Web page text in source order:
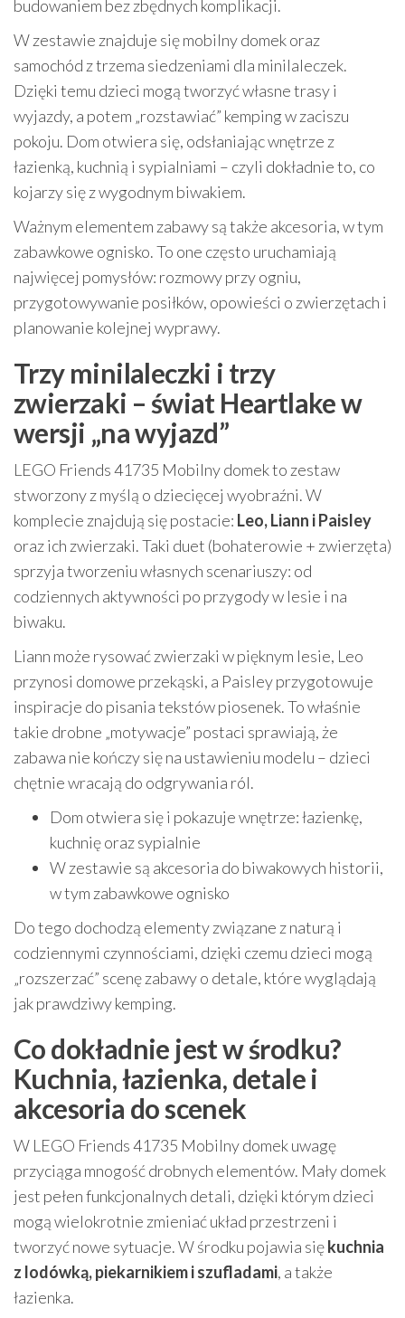
budowaniem bez zbędnych komplikacji.
W zestawie znajduje się mobilny domek oraz
samochód z trzema siedzeniami dla minilaleczek.
Dzięki temu dzieci mogą tworzyć własne trasy i
wyjazdy, a potem „rozstawiać” kemping w zaciszu
pokoju. Dom otwiera się, odsłaniając wnętrze z
łazienką, kuchnią i sypialniami – czyli dokładnie to, co
kojarzy się z wygodnym biwakiem.
Ważnym elementem zabawy są także akcesoria, w tym
zabawkowe ognisko. To one często uruchamiają
najwięcej pomysłów: rozmowy przy ogniu,
przygotowywanie posiłków, opowieści o zwierzętach i
planowanie kolejnej wyprawy.
Trzy minilaleczki i trzy
zwierzaki – świat Heartlake w
wersji „na wyjazd”
LEGO Friends 41735 Mobilny domek to zestaw
stworzony z myślą o dziecięcej wyobraźni. W
komplecie znajdują się postacie: Leo, Liann i Paisley
oraz ich zwierzaki. Taki duet (bohaterowie + zwierzęta)
sprzyja tworzeniu własnych scenariuszy: od
codziennych aktywności po przygody w lesie i na
biwaku.
Liann może rysować zwierzaki w pięknym lesie, Leo
przynosi domowe przekąski, a Paisley przygotowuje
inspiracje do pisania tekstów piosenek. To właśnie
takie drobne „motywacje” postaci sprawiają, że
zabawa nie kończy się na ustawieniu modelu – dzieci
chętnie wracają do odgrywania ról.
Dom otwiera się i pokazuje wnętrze: łazienkę,
kuchnię oraz sypialnie
W zestawie są akcesoria do biwakowych historii,
w tym zabawkowe ognisko
Do tego dochodzą elementy związane z naturą i
codziennymi czynnościami, dzięki czemu dzieci mogą
„rozszerzać” scenę zabawy o detale, które wyglądają
jak prawdziwy kemping.
Co dokładnie jest w środku?
Kuchnia, łazienka, detale i
akcesoria do scenek
W LEGO Friends 41735 Mobilny domek uwagę
przyciąga mnogość drobnych elementów. Mały domek
jest pełen funkcjonalnych detali, dzięki którym dzieci
mogą wielokrotnie zmieniać układ przestrzeni i
tworzyć nowe sytuacje. W środku pojawia siękuchnia
z lodówką, piekarnikiem i szufladami, a także
łazienka.